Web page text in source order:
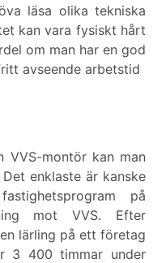
läsa olika tekniska
kan vara fysiskt hårt
om man har en god
avseende arbetstid
VVS-montör kan man
enklaste är kanske
på
mot VVS. Efter
lärling på ett företag
3 400 timmar under